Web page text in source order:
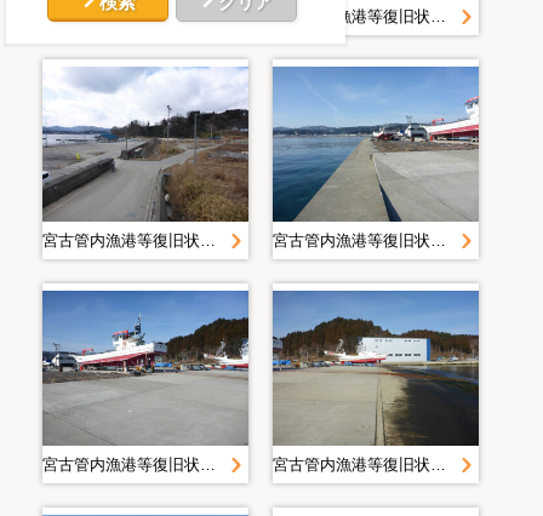
宮古管内漁港等復旧状況定点写真＿Ｈ２８．２月＿大沢漁港
宮古管内漁港等復旧状況定点写真＿Ｈ２８．２月＿大沢漁港 宮古管内漁港等復旧状況定点写真＿Ｈ２８．２月＿大沢漁港
宮古管内漁港等復旧状況定点写真＿Ｈ２８．２月＿大沢漁港 宮古管内漁港等復旧状況定点写真＿Ｈ２８．２月＿大沢漁港